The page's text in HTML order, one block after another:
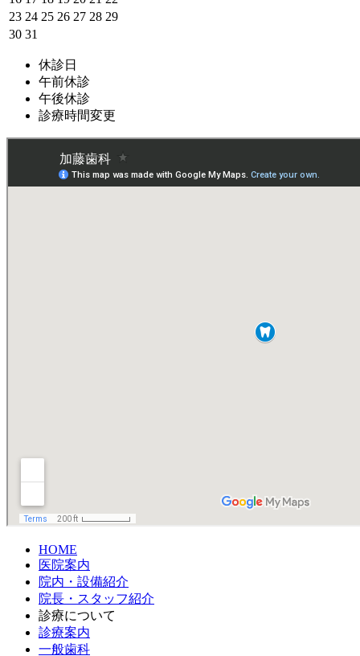
23 24 25 26 27 28 29
30 31
休診日
午前休診
午後休診
診療時間変更
HOME
医院案内
院内・設備紹介
院長・スタッフ紹介
診療について
診療案内
一般歯科